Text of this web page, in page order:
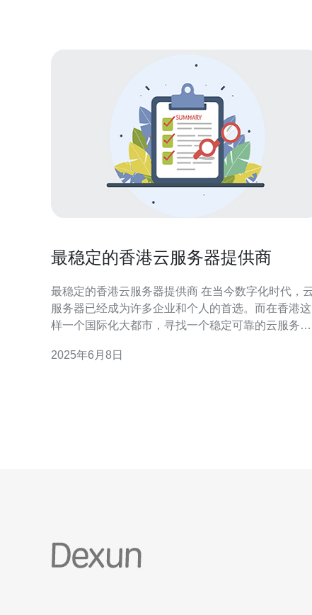
最稳定的香港云服务器提供商
最稳定的香港云服务器提供商 在当今数字化时代，云
服务器已经成为许多企业和个人的首选。而在香港这
样一个国际化大都市，寻找一个稳定可靠的云服务器
云服务器提供商，其稳定性和优质服务令人信赖。 香
2025年6月8日